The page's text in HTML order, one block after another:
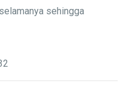
sehingga